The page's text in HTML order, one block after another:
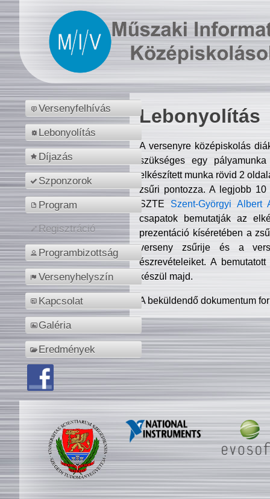
Versenyfelhívás
Lebonyolítás
Díjazás
Szponzorok
Program
Regisztráció
Programbizottság
Versenyhelyszín
Kapcsolat
Galéria
Eredmények
Lebonyolítás
A versenyre középiskolás
szükséges egy
elkészített munka rövid 2
zsűri pontozza. A legjobb
SZTE Szent-Györgyi Albert
csapatok bemutatják az
prezentáció kíséretében a
verseny zsűrije és a
észrevételeiket. A
készül majd.
A beküldendő dokumentum